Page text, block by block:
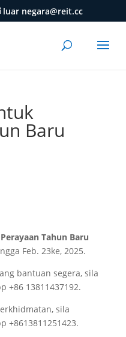
luar negara@reit.cc
Baru
Perayaan Tahun Baru
Feb. 23ke, 2025.
bantuan segera, sila
+86 13811437192.
sila
+8613811251423.